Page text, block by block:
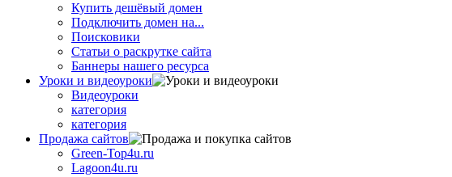
Купить дешёвый домен
Подключить домен на...
Поисковики
Статьи о раскрутке сайта
Баннеры нашего ресурса
Уроки и видеоуроки
Видеоуроки
категория
категория
Продажа сайтов
Green-Top4u.ru
Lagoon4u.ru